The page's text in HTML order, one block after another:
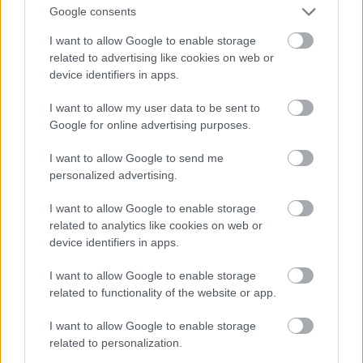
Google consents
I want to allow Google to enable storage
related to advertising like cookies on web or
device identifiers in apps.
I want to allow my user data to be sent to
Google for online advertising purposes.
I want to allow Google to send me
personalized advertising.
I want to allow Google to enable storage
related to analytics like cookies on web or
device identifiers in apps.
I want to allow Google to enable storage
related to functionality of the website or app.
I want to allow Google to enable storage
related to personalization.
21. hét87poszt
19. hét 80poszt
18. hét 73 poszt
17. hét 75 poszt
15. hét 80poszt
14. hét90 poszt
13. hét 79
poszt
12. hét 95poszt
11. hét
10. hét 85poszt
9. hét86poszt
8. hét78poszt
6. hét79poszt
5. hét84poszt
3. hét78poszt
2. hét79poszt